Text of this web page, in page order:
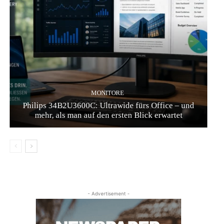
MONITORE
Philips 34B2U3600C: Ultrawide fürs Office – und
mehr, als man auf den ersten Blick erwartet
- Advertisement -